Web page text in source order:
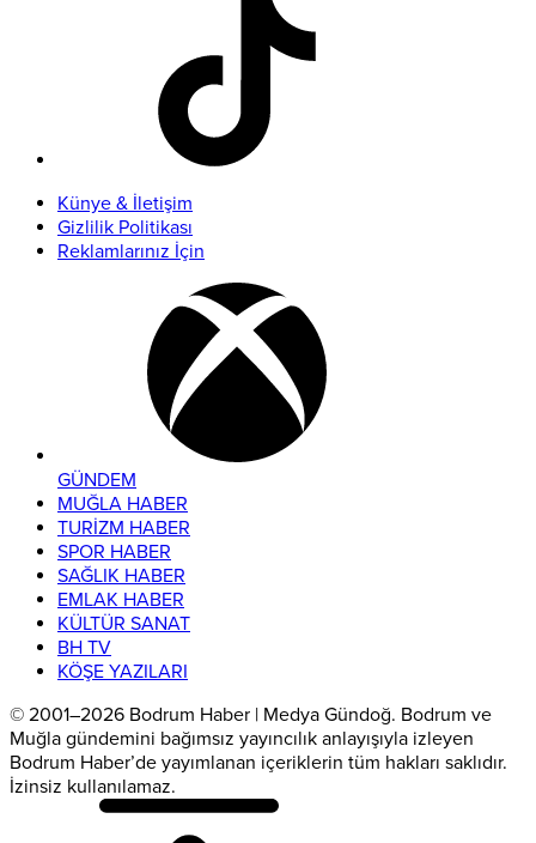
Künye & İletişim
Gizlilik Politikası
Reklamlarınız İçin
GÜNDEM
MUĞLA HABER
TURİZM HABER
SPOR HABER
SAĞLIK HABER
EMLAK HABER
KÜLTÜR SANAT
BH TV
KÖŞE YAZILARI
© 2001–2026 Bodrum Haber | Medya Gündoğ. Bodrum ve
Muğla gündemini bağımsız yayıncılık anlayışıyla izleyen
Bodrum Haber’de yayımlanan içeriklerin tüm hakları saklıdır.
İzinsiz kullanılamaz.